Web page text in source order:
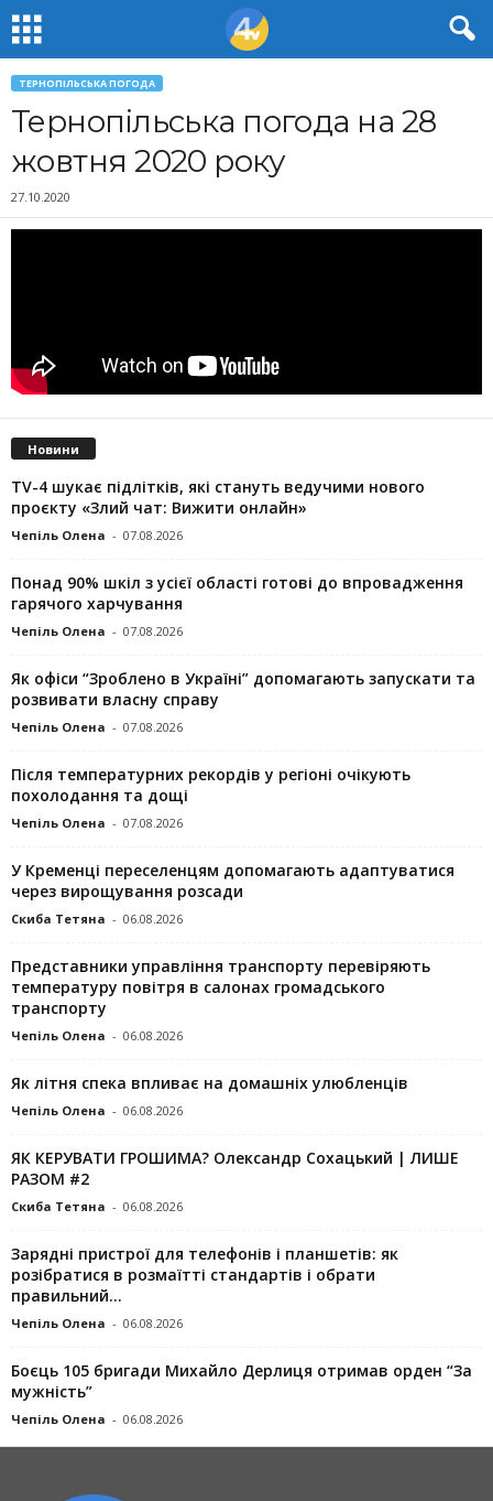
ТЕРНОПІЛЬСЬКА ПОГОДА
Тернопільська погода на 28
жовтня 2020 року
27.10.2020
Новини
TV-4 шукає підлітків, які стануть ведучими нового
проєкту «Злий чат: Вижити онлайн»
Чепіль Олена - 07.08.2026
Понад 90% шкіл з усієї області готові до впровадження
гарячого харчування
Чепіль Олена - 07.08.2026
Як офіси “Зроблено в Україні” допомагають запускaти та
розвивати власну справу
Чепіль Олена - 07.08.2026
Після температурних рекордів у регіоні очікують
похолодання та дощі
Чепіль Олена - 07.08.2026
У Кременці переселенцям допомагають адаптуватися
через вирощування розсади
Скиба Тетяна - 06.08.2026
Представники управління транспорту перевіряють
температуру повітря в салонах громадського
транспорту
Чепіль Олена - 06.08.2026
Як літня спека впливає на домашніх улюбленців
Чепіль Олена - 06.08.2026
ЯК КЕРУВАТИ ГРОШИМА? Олександр Сохацький | ЛИШЕ
РАЗОМ #2
Скиба Тетяна - 06.08.2026
Зарядні пристрої для телефонів і планшетів: як
розібратися в розмаїтті стандартів і обрати
правильний...
Чепіль Олена - 06.08.2026
Боєць 105 бригади Михайло Дерлиця отримав орден “За
мужність”
Чепіль Олена - 06.08.2026